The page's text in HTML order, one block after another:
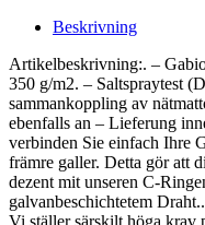
Beskrivning
Artikelbeskrivning:. –
350 g/m2. – Saltspraytest
sammankoppling av
ebenfalls an – Lieferung
verbinden Sie einfach Ihre
främre galler. Detta gör att
dezent mit unseren C-
galvanbeschichtetem
Vi ställer särskilt höga krav